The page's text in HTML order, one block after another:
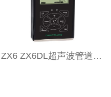
ZX6 ZX6DL超声波管道测厚仪